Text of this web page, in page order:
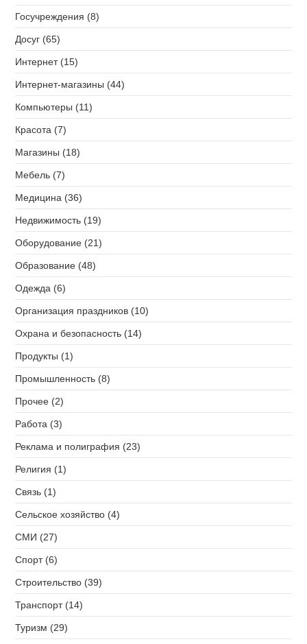
Госучреждения (8)
Досуг (65)
Интернет (15)
Интернет-магазины (44)
Компьютеры (11)
Красота (7)
Магазины (18)
Мебель (7)
Медицина (36)
Недвижимость (19)
Оборудование (21)
Образование (48)
Одежда (6)
Организация праздников (10)
Охрана и безопасность (14)
Продукты (1)
Промышленность (8)
Прочее (2)
Работа (3)
Реклама и полиграфия (23)
Религия (1)
Связь (1)
Сельское хозяйство (4)
СМИ (27)
Спорт (6)
Строительство (39)
Транспорт (14)
Туризм (29)